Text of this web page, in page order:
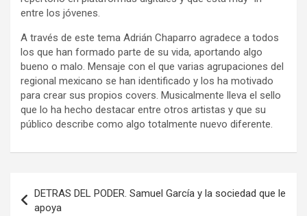
entre los jóvenes.
A través de este tema Adrián Chaparro agradece a todos
los que han formado parte de su vida, aportando algo
bueno o malo. Mensaje con el que varias agrupaciones del
regional mexicano se han identificado y los ha motivado
para crear sus propios covers. Musicalmente lleva el sello
que lo ha hecho destacar entre otros artistas y que su
público describe como algo totalmente nuevo diferente.
de
DETRAS DEL PODER. Samuel García y la sociedad que le
apoya